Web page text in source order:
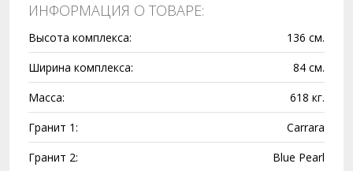
ИНФОРМАЦИЯ О ТОВАРЕ:
Высота комплекса:
136 см.
Ширина комплекса:
84 см.
Масса:
618 кг.
Гранит 1:
Carrara
Гранит 2:
Blue Pearl